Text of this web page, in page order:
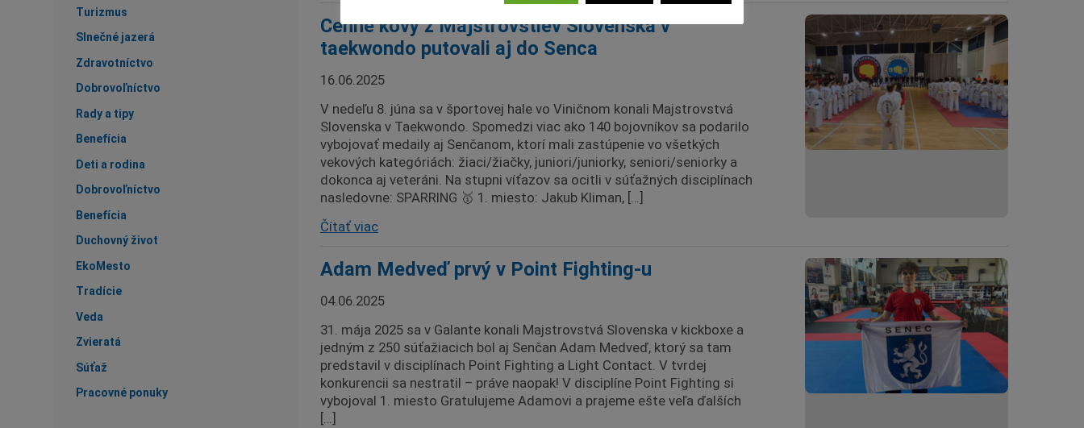
Turizmus
Slnečné jazerá
Zdravotníctvo
Dobrovoľníctvo
Rady a tipy
Benefícia
Deti a rodina
Dobrovoľníctvo
Benefícia
Duchovný život
EkoMesto
Tradície
Veda
Zvieratá
Súťaž
Pracovné ponuky
Cenné kovy z Majstrovstiev Slovenska v
taekwondo putovali aj do Senca
16.06.2025
V nedeľu 8. júna sa v športovej hale vo Viničnom konali Majstrovstvá
Slovenska v Taekwondo. Spomedzi viac ako 140 bojovníkov sa podarilo
vybojovať medaily aj Senčanom, ktorí mali zastúpenie vo všetkých
vekových kategóriách: žiaci/žiačky, juniori/juniorky, seniori/seniorky a
dokonca aj veteráni. Na stupni víťazov sa ocitli v súťažných disciplínach
nasledovne: SPARRING 🥇 1. miesto: Jakub Kliman, […]
Čítať viac
Adam Medveď prvý v Point Fighting-u
04.06.2025
31. mája 2025 sa v Galante konali Majstrovstvá Slovenska v kickboxe a
jedným z 250 súťažiacich bol aj Senčan Adam Medveď, ktorý sa tam
predstavil v disciplínach Point Fighting a Light Contact. V tvrdej
konkurencii sa nestratil – práve naopak! V disciplíne Point Fighting si
vybojoval 1. miesto Gratulujeme Adamovi a prajeme ešte veľa ďalších
[…]